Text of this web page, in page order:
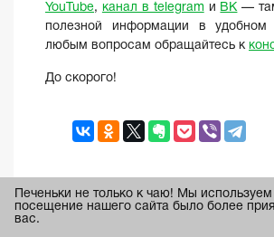
YouTube, канал в telegram и ВК —
полезной информации в
любым вопросам обращайтесь к
До скорого!
Предыдущая статья
Печеньки не только к чаю! Мы используем
посещение нашего сайта было более
вас.